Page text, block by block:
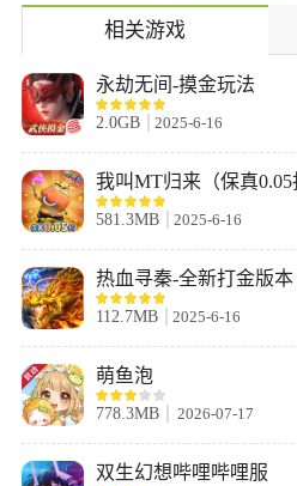
无需硬肝，轻松体验放置策略乐趣，
离线收益丰厚，海量资源轻松获取。
高手篇阵容
1、无限收割
幸运女神，弱化驱散;
雷霆战将，追击反击 ;
天使长，复活治疗。
相关游戏
永劫无间-摸金玩法
2.0GB 2025-6-16
我叫MT归来（保真0.05
581.3MB 2025-6-16
热血寻秦-全新打金版本
112.7MB 2025-6-16
萌鱼泡
778.3MB 2026-07-17
双生幻想哔哩哔哩服